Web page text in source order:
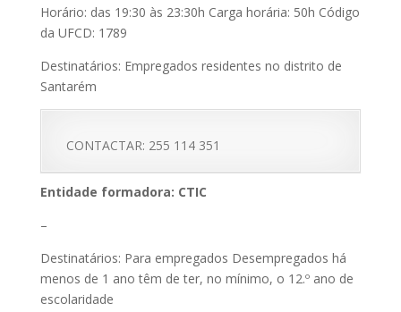
Horário: das 19:30 às 23:30h Carga horária: 50h Código
da UFCD: 1789
Destinatários: Empregados residentes no distrito de
Santarém
CONTACTAR: 255 114 351
Entidade formadora: CTIC
–
Destinatários: Para empregados Desempregados há
menos de 1 ano têm de ter, no mínimo, o 12.º ano de
escolaridade